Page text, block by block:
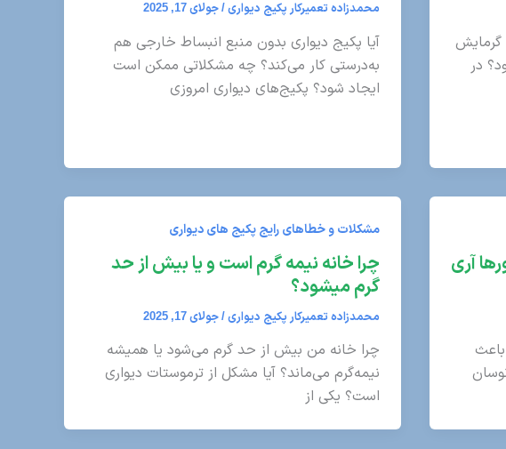
گرمایش
در
محمدزاده تعمیرکار پکیج دیواری/جولای 17, 2025
آیا پکیج دیواری بدون منبع انبساط خارجی هم
به‌درستی کار می‌کند؟ چه مشکلاتی ممکن است
ایجاد شود؟ پکیج‌های دیواری امروزی
آری
مشکلات و خطاهای رایج پکیج های دیواری
چرا خانه نیمه گرم است و یا بیش از حد
گرم میشود؟
محمدزاده تعمیرکار پکیج دیواری/جولای 17, 2025
چرا خانه من بیش از حد گرم می‌شود یا همیشه
نیمه‌گرم می‌ماند؟ آیا مشکل از ترموستات دیواری
است؟ یکی از